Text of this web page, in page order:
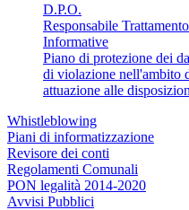
D.P.O.
Responsabile
Informative
Piano di protezione dei
di violazione nell'ambito
attuazione alle
Whistleblowing
Piani di informatizzazione
Revisore dei conti
Regolamenti Comunali
PON legalità 2014-2020
Avvisi Pubblici